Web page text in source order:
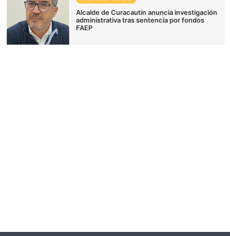
Alcalde de Curacautín anuncia investigación
administrativa tras sentencia por fondos
FAEP